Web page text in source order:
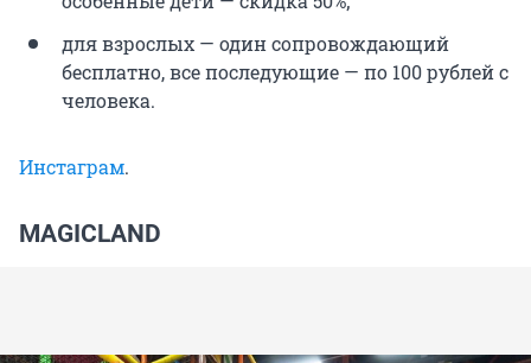
для взрослых — один сопровождающий
бесплатно, все последующие — по 100 рублей с
человека.
Инстаграм.
MAGICLAND